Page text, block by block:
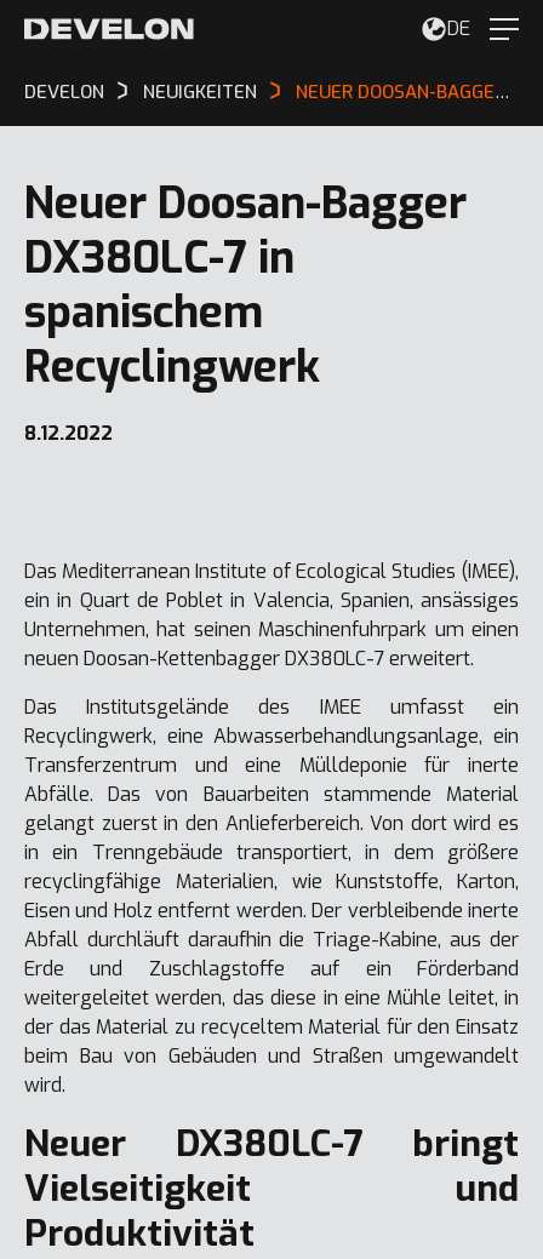
DE
DEVELON NEUIGKEITEN NEUER DOOSAN-BAGGER DX380LC-7 IN SPANISCHEM RECYCLINGWERK
Neuer Doosan-Bagger
DX380LC-7 in
spanischem
Recyclingwerk
8.12.2022
Das Mediterranean Institute of Ecological Studies (IMEE),
ein in Quart de Poblet in Valencia, Spanien, ansässiges
Unternehmen, hat seinen Maschinenfuhrpark um einen
neuen Doosan-Kettenbagger DX380LC-7 erweitert.
Das Institutsgelände des IMEE umfasst ein
Recyclingwerk, eine Abwasserbehandlungsanlage, ein
Transferzentrum und eine Mülldeponie für inerte
Abfälle. Das von Bauarbeiten stammende Material
gelangt zuerst in den Anlieferbereich. Von dort wird es
in ein Trenngebäude transportiert, in dem größere
recyclingfähige Materialien, wie Kunststoffe, Karton,
Eisen und Holz entfernt werden. Der verbleibende inerte
Abfall durchläuft daraufhin die Triage-Kabine, aus der
Erde und Zuschlagstoffe auf ein Förderband
weitergeleitet werden, das diese in eine Mühle leitet, in
der das Material zu recyceltem Material für den Einsatz
beim Bau von Gebäuden und Straßen umgewandelt
wird.
Neuer DX380LC-7 bringt
Vielseitigkeit und
Produktivität